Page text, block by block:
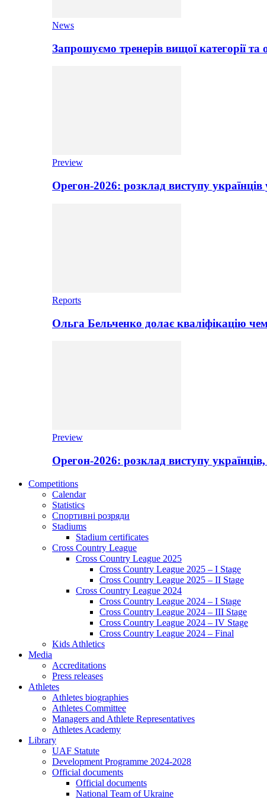
News
Запрошуємо тренерів вищої категорії
Preview
Орегон-2026: розклад виступу українців
Reports
Ольга Бельченко долає кваліфікацію
Preview
Орегон-2026: розклад виступу українців,
Competitions
Calendar
Statistics
Спортивні розряди
Stadiums
Stadium certificates
Cross Country League
Cross Country League 2025
Cross Country League 2025 – I Stage
Cross Country League 2025 – II Stage
Cross Country League 2024
Cross Country League 2024 – I Stage
Cross Country League 2024 – III Stage
Cross Country League 2024 – IV Stage
Cross Country League 2024 – Final
Kids Athletics
Media
Accreditations
Press releases
Athletes
Athletes biographies
Athletes Committee
Managers and Athlete Representatives
Athletes Academy
Library
UAF Statute
Development Programme 2024-2028
Official documents
Official documents
National Team of Ukraine